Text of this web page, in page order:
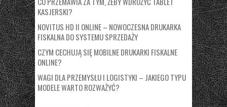
KASJERSKI?
NOVITUS HD II ONLINE – NOWOCZESNA DRUKARKA
FISKALNA DO SYSTEMU SPRZEDAŻY
CZYM CECHUJĄ SIĘ MOBILNE DRUKARKI FISKALNE
ONLINE?
WAGI DLA PRZEMYSŁU I LOGISTYKI – JAKIEGO TYPU
MODELE WARTO ROZWAŻYĆ?